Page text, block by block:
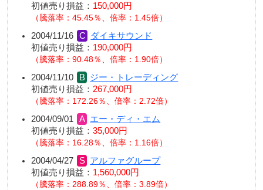
初値売り損益： 150,000円
騰落率：45.45％、倍率：1.45倍
2004/11/16
ダイキサウンド
初値売り損益： 190,000円
騰落率：90.48％、倍率：1.90倍
2004/11/10
ジー・トレーディング
初値売り損益： 267,000円
騰落率：172.26％、倍率：2.72倍
2004/09/01
エー・ディ・エム
初値売り損益： 35,000円
騰落率：16.28％、倍率：1.16倍
2004/04/27
アルファグループ
初値売り損益： 1,560,000円
騰落率：288.89％、倍率：3.89倍